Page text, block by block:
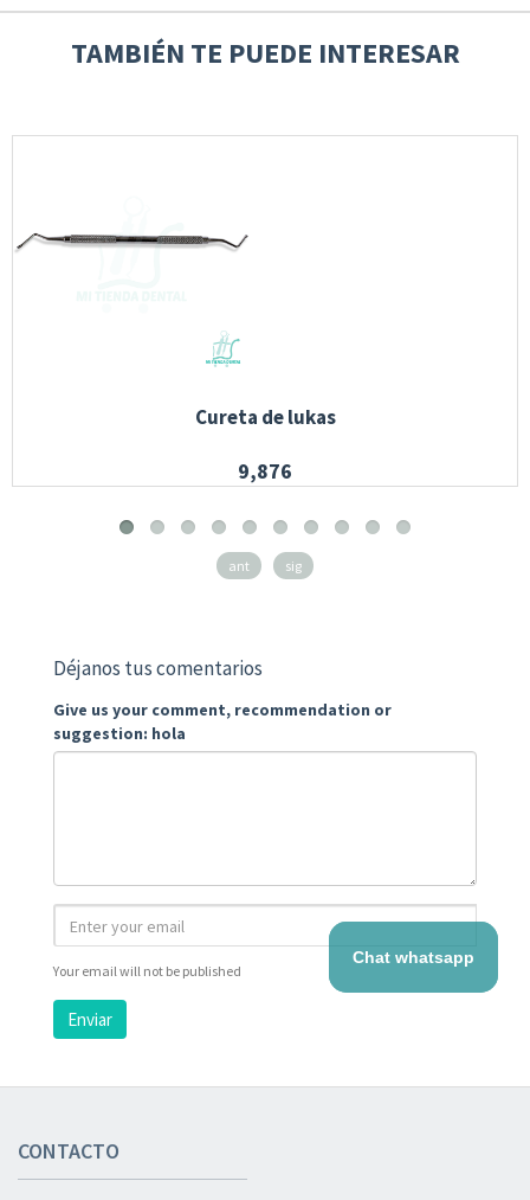
TAMBIÉN TE PUEDE INTERESAR
Cureta de lukas
9,876
ant sig
Déjanos tus comentarios
Give us your comment, recommendation or
suggestion: hola
Your email will not be published
Enviar
CONTACTO
Chat whatsapp